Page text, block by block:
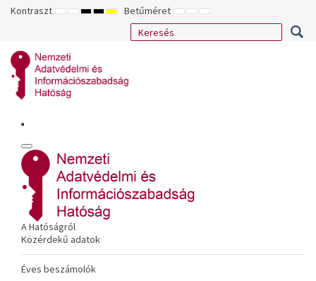
Kontraszt ALAPÉRTELMEZETT
ÉJSZAKAI
NAGY
KONTRASZTÚ
NAGY
KONTRASZTÚ
NAGY
KONTRASZTÚ
SÁRGA
FEKETE
Betűméret KISEBB
BETŰTÍPUS
ALAPÉRTELMEZETT
BETŰMÉRET
NAGYOBB
BETŰMÉRET
A Hatóságról
Közérdekű adatok
Éves beszámolók